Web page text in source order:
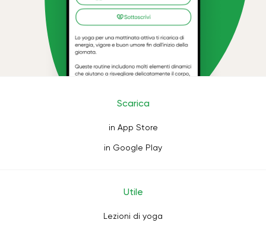
Scarica
in App Store
in Google Play
Utile
Lezioni di yoga